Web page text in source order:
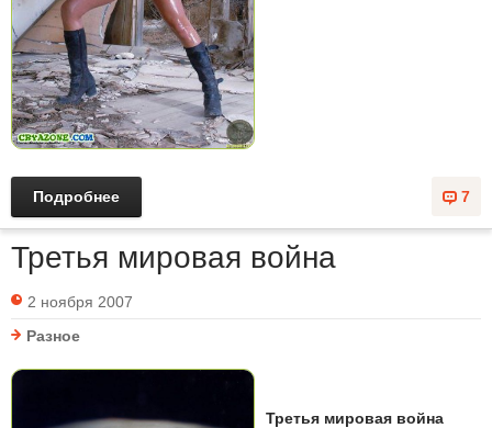
7
Подробнее
Третья мировая война
2 ноября 2007
Разное
Третья мировая война